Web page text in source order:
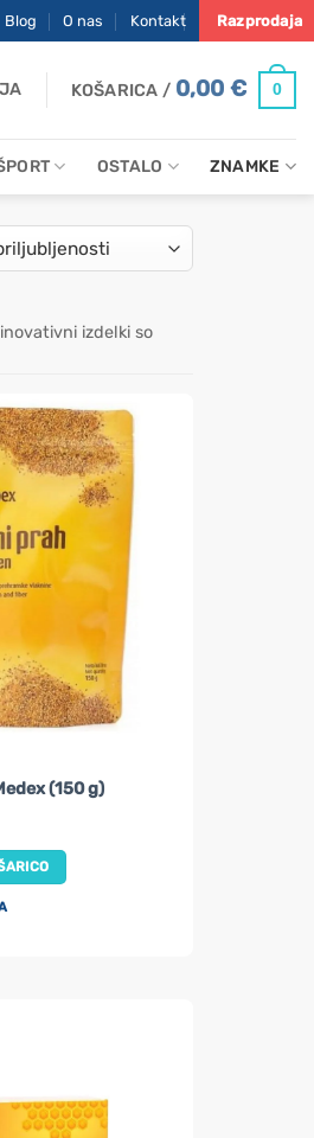
Blog O nas Kontakt Razprodaja
KOŠARICA / 0,00€ 0
OSTALO ZNAMKE
izdelki so
(150 g)